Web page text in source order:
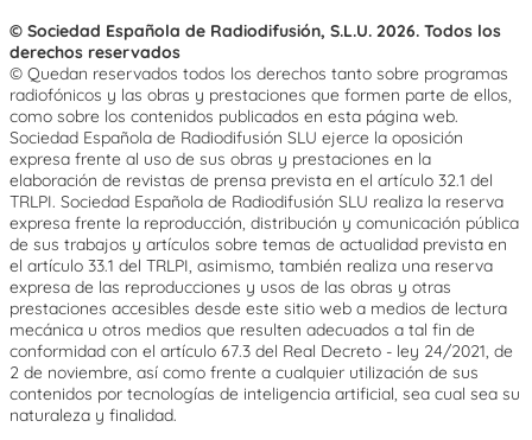
© Sociedad Española de Radiodifusión, S.L.U. 2026. Todos los
derechos reservados
© Quedan reservados todos los derechos tanto sobre programas
radiofónicos y las obras y prestaciones que formen parte de ellos,
como sobre los contenidos publicados en esta página web.
Sociedad Española de Radiodifusión SLU ejerce la oposición
expresa frente al uso de sus obras y prestaciones en la
elaboración de revistas de prensa prevista en el artículo 32.1 del
TRLPI. Sociedad Española de Radiodifusión SLU realiza la reserva
expresa frente la reproducción, distribución y comunicación pública
de sus trabajos y artículos sobre temas de actualidad prevista en
el artículo 33.1 del TRLPI, asimismo, también realiza una reserva
expresa de las reproducciones y usos de las obras y otras
prestaciones accesibles desde este sitio web a medios de lectura
mecánica u otros medios que resulten adecuados a tal fin de
conformidad con el artículo 67.3 del Real Decreto - ley 24/2021, de
2 de noviembre, así como frente a cualquier utilización de sus
contenidos por tecnologías de inteligencia artificial, sea cual sea su
naturaleza y finalidad.